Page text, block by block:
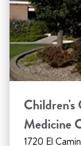
Children's
Medicine
1720 El